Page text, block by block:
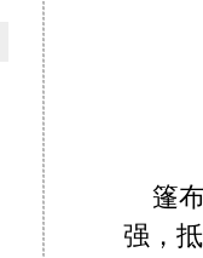
篷
强，